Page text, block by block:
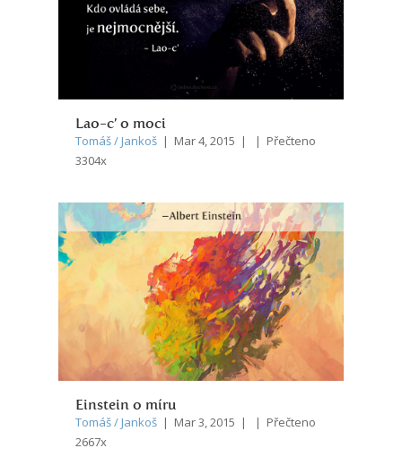
Lao-c’ o moci
Tomáš / Jankoš | Mar 4, 2015 | | Přečteno
3304x
Einstein o míru
Tomáš / Jankoš | Mar 3, 2015 | | Přečteno
2667x